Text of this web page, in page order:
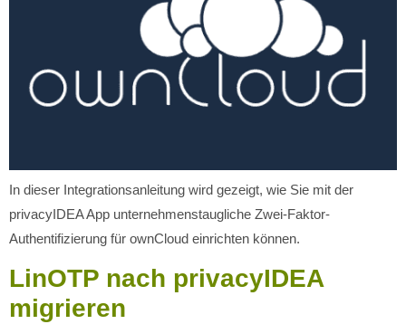
In dieser Integrationsanleitung wird gezeigt, wie Sie mit der
privacyIDEA App unternehmenstaugliche Zwei-Faktor-
Authentifizierung für ownCloud einrichten können.
LinOTP nach privacyIDEA
migrieren